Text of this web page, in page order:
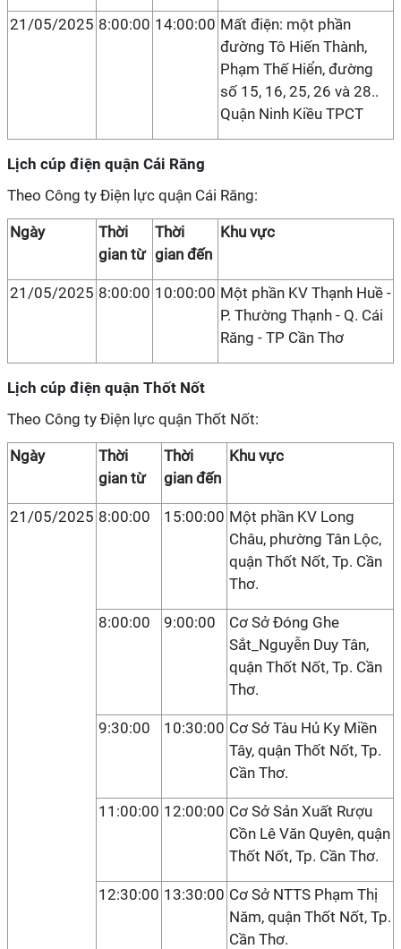
21/05/2025 8:00:00 14:00:00 Mất điện: một phần
đường Tô Hiến Thành,
Phạm Thế Hiển, đường
số 15, 16, 25, 26 và 28..
Quận Ninh Kiều TPCT
Lịch cúp điện quận Cái Răng
Theo Công ty Điện lực quận Cái Răng:
Ngày
Thời
gian từ
Thời
gian đến
Khu vực
21/05/2025 8:00:00 10:00:00 Một phần KV Thạnh Huề -
P. Thường Thạnh - Q. Cái
Răng - TP Cần Thơ
Lịch cúp điện quận Thốt Nốt
Theo Công ty Điện lực quận Thốt Nốt:
Ngày
Thời
gian từ
Thời
gian đến
Khu vực
21/05/2025 8:00:00 15:00:00 Một phần KV Long
Châu, phường Tân Lộc,
quận Thốt Nốt, Tp. Cần
Thơ.
8:00:00 9:00:00
Cơ Sở Đóng Ghe
Sắt_Nguyễn Duy Tân,
quận Thốt Nốt, Tp. Cần
Thơ.
9:30:00 10:30:00 Cơ Sở Tàu Hủ Ky Miền
Tây, quận Thốt Nốt, Tp.
Cần Thơ.
11:00:00 12:00:00 Cơ Sở Sản Xuất Rượu
Cồn Lê Văn Quyên, quận
Thốt Nốt, Tp. Cần Thơ.
12:30:00 13:30:00 Cơ Sở NTTS Phạm Thị
Năm, quận Thốt Nốt, Tp.
Cần Thơ.